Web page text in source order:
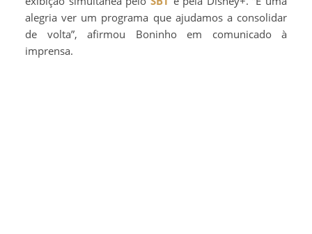
alegria ver um programa que ajudamos a consolidar
de volta”, afirmou Boninho em comunicado à
imprensa.